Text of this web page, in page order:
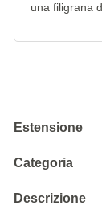
una filigrana
Estensione
Categoria
Descrizione